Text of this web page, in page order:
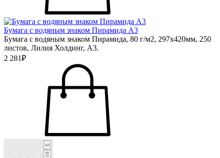
Бумага с водяным знаком Пирамида А3
Бумага с водяным знаком Пирамида, 80 г/м2, 297х420мм, 250
листов, Лилия Холдинг, А3.
2 281₽